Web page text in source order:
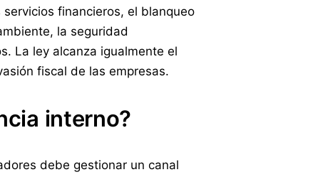
financieros, el blanqueo
la seguridad
La ley alcanza igualmente el
fiscal de las empresas.
interno?
debe gestionar un canal